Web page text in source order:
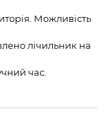
Можливість
лічильник на
час.